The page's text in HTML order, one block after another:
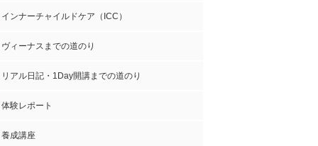
インナーチャイルドケア（ICC）
ヴィーナスまでの道のり
リアル日記・1Day開講までの道のり
体験レポート
養成講座